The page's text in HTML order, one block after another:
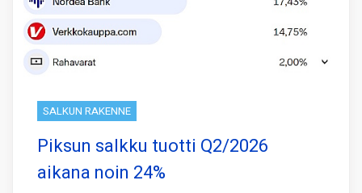
SALKUN RAKENNE
Piksun salkku tuotti Q2/2026
aikana noin 24%